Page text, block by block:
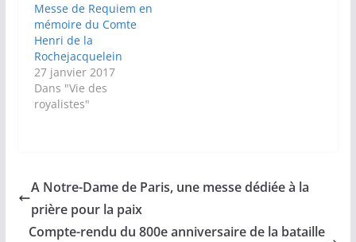
Messe de Requiem en
mémoire du Comte
Henri de la
Rochejacquelein
27 janvier 2017
Dans "Vie des
royalistes"
A Notre-Dame de Paris, une messe dédiée à la
prière pour la paix
Compte-rendu du 800e anniversaire de la bataille